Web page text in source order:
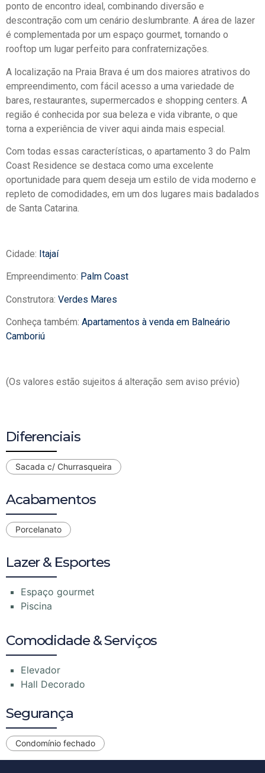
ponto de encontro ideal, combinando diversão e
descontração com um cenário deslumbrante. A área de lazer
é complementada por um espaço gourmet, tornando o
rooftop um lugar perfeito para confraternizações.
A localização na Praia Brava é um dos maiores atrativos do
empreendimento, com fácil acesso a uma variedade de
bares, restaurantes, supermercados e shopping centers. A
região é conhecida por sua beleza e vida vibrante, o que
torna a experiência de viver aqui ainda mais especial.
Com todas essas características, o apartamento 3 do Palm
Coast Residence se destaca como uma excelente
oportunidade para quem deseja um estilo de vida moderno e
repleto de comodidades, em um dos lugares mais badalados
de Santa Catarina.
Cidade: Itajaí
Empreendimento: Palm Coast
Construtora: Verdes Mares
Conheça também: Apartamentos à venda em Balneário
Camboriú
(Os valores estão sujeitos á alteração sem aviso prévio)
Diferenciais
Sacada c/ Churrasqueira
Acabamentos
Porcelanato
Lazer & Esportes
Espaço gourmet
Piscina
Comodidade & Serviços
Elevador
Hall Decorado
Segurança
Condomínio fechado